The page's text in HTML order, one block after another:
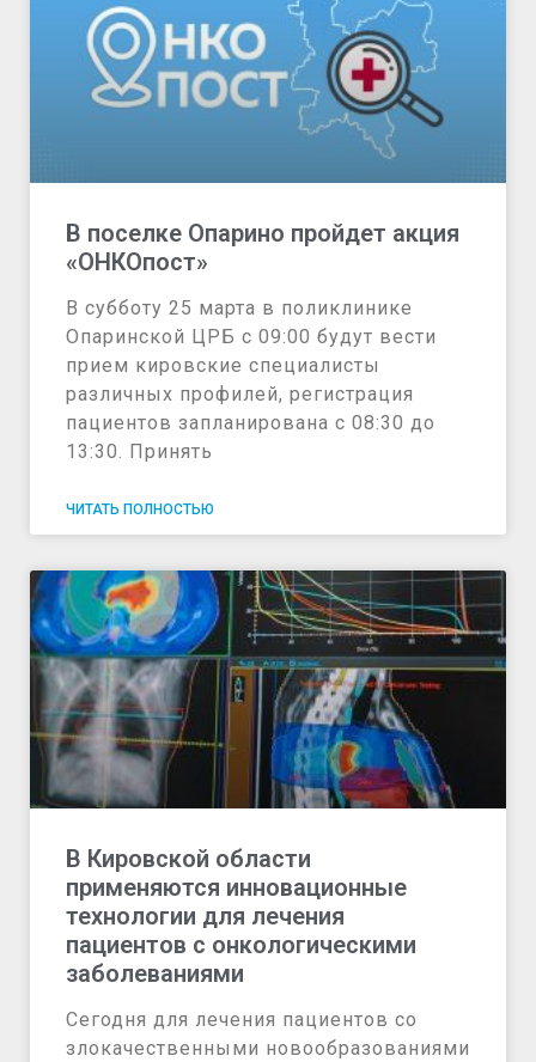
В поселке Опарино пройдет акция
«ОНКОпост»
В субботу 25 марта в поликлинике
Опаринской ЦРБ с 09:00 будут вести
прием кировские специалисты
различных профилей, регистрация
пациентов запланирована с 08:30 до
13:30. Принять
ЧИТАТЬ ПОЛНОСТЬЮ
В Кировской области
применяются инновационные
технологии для лечения
пациентов с онкологическими
заболеваниями
Сегодня для лечения пациентов со
злокачественными новообразованиями